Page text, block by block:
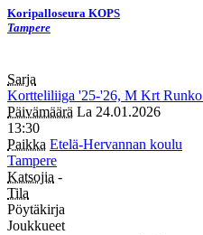
Koripalloseura KOPS
Tampere
Sarja
Kortteliliiga '25-'26, M Krt Runko
Päivämäärä La 24.01.2026
13:30
Paikka Etelä-Hervannan koulu
Tampere
Katsojia -
Tila
Pöytäkirja
Joukkueet